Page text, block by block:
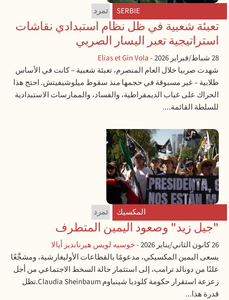
SERBIE تمرد
تعبئة شعبية في ظل نظام استبدادي نقاشات
استراتيجية تعبر اليسار الصربي
28 شباط/فبراير 2026 -
Elias et Gin Vola
شهدت صربيا خلال العام المنصرم، تعبئة شعبية – كانت في الأساس
طلابية – غير مسبوقة في حجمها منذ سقوط ميلوشيفيتش. احتج هذا
الحراك على غياب الديمقراطية، والفساد، والممارسات الاستبدادية
للسلطة القائمة....
المكسيك تمرد
"جيل زيد" وصعود اليمين المتطرف
26 كانون الثاني/يناير 2026 -خوسيه لويس هيرنانديز أيالا
يسعى اليمين المكسيكي، مدعومًا بالقطاعات الأوليغارشية، ومشجَّعًا
علنًا من دونالد ترامب، إلى استثمار حالة السخط الاجتماعي من أجل
زعزعة استقرار حكومة كلوديا شينباوم Claudia Sheinbaum.تظل
قدرة هذا...